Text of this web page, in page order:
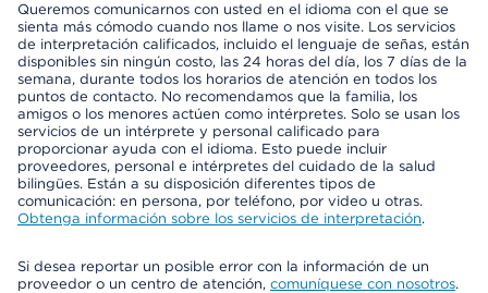
Queremos comunicarnos con usted en el idioma con el que se
sienta más cómodo cuando nos llame o nos visite. Los servicios
de interpretación calificados, incluido el lenguaje de señas, están
disponibles sin ningún costo, las 24 horas del día, los 7 días de la
semana, durante todos los horarios de atención en todos los
puntos de contacto. No recomendamos que la familia, los
amigos o los menores actúen como intérpretes. Solo se usan los
servicios de un intérprete y personal calificado para
proporcionar ayuda con el idioma. Esto puede incluir
proveedores, personal e intérpretes del cuidado de la salud
bilingües. Están a su disposición diferentes tipos de
comunicación: en persona, por teléfono, por video u otras.
Obtenga información sobre los servicios de interpretación.
Si desea reportar un posible error con la información de un
proveedor o un centro de atención, comuníquese con nosotros.